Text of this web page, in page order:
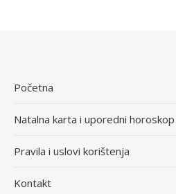
Početna
Natalna karta i uporedni horoskop
Pravila i uslovi korištenja
Kontakt